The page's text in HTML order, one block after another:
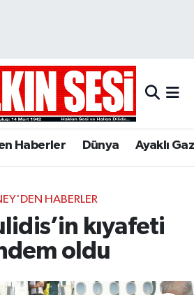
Haberler Dünya Ayaklı
HABERLER
kıyafeti
oldu